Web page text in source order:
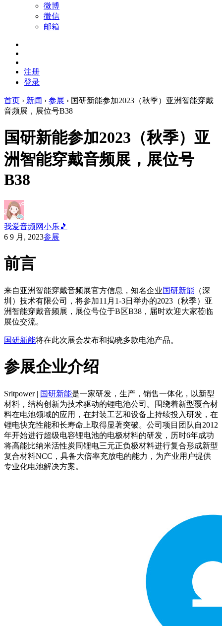
微博
微信
邮箱
注册
登录
首页 › 新闻 › 参展 › 国研新能参加2023（秋季）亚洲智能穿戴
音频展，展位号B38
国研新能参加2023（秋季）亚
洲智能穿戴音频展，展位号
B38
我爱音频网小乐🎵
6 9 月, 2023参展
前言
来自亚洲智能穿戴音频展官方信息，知名企业国研新能 （深
圳）技术有限公司，将参加11月1-3日举办的2023（秋季）亚
洲智能穿戴音频展，展位号位于B区B38，届时欢迎大家莅临
展位交流。
国研新能将在此次展会发布和揭晓多款电池产品。
参展企业介绍
Sritpower | 国研新能是一家研发，生产，销售一体化，以新型
材料，结构创新为技术驱动的锂电池公司。围绕着新型覆合材
料在电池领域的应用，在封装工艺和设备上持续投入研发，在
锂电快充性能和长寿命上取得显著突破。公司项目团队自2012
年开始进行超级电容锂电池的电极材料的研发，历时6年成功
将高能比纳米活性炭同锂电三元正负极材料进行复合形成新型
复合材料NCC，具备大倍率充放电的能力，为产业用户提供
专业化电池解决方案。